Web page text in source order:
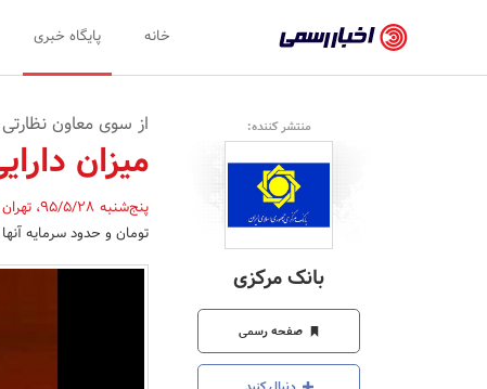
رسمی
-
اخبار
تایید
شده
شرکت‌ها،
سازمان‌ها
و
روابط
خانه پایگاه خبری
منتشر کننده:
بانک مرکزی
صفحه رسمی
از سوی معاون
میزان
پنج‌شنبه 95/5/28 ،تهران
تومان و حدود سرمایه آنها را 80 هزار میلیارد تومان